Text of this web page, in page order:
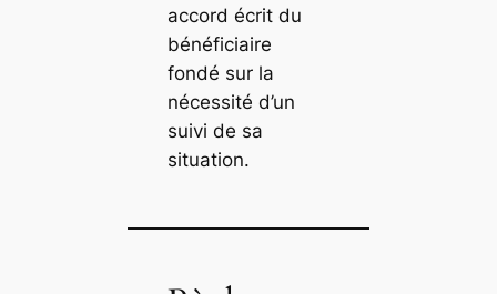
accord écrit du
bénéficiaire
fondé sur la
nécessité d’un
suivi de sa
situation.